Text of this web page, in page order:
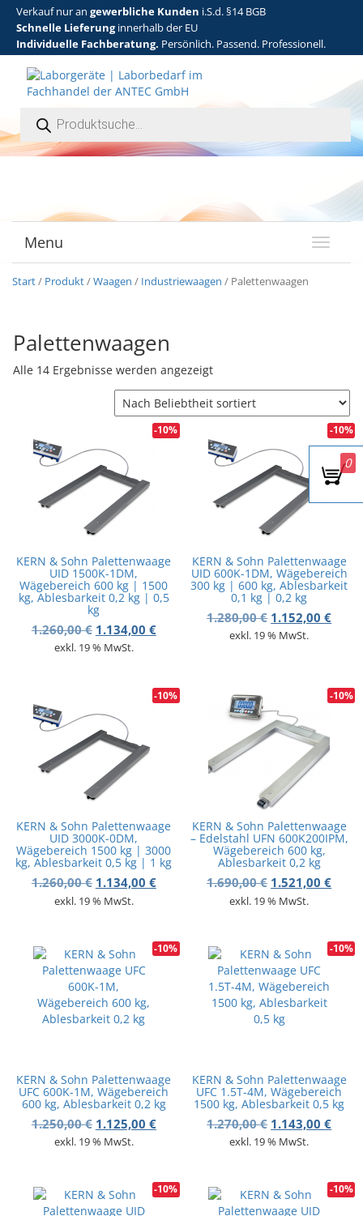
Verkauf nur an gewerbliche Kunden i.S.d. §14 BGB
Schnelle Lieferunginnerhalb der EU
Individuelle Fachberatung. Persönlich. Passend. Professionell.
T
o
i
a
o
n
Menu
Start/ Produkt/Waagen / Industriewaagen / Palettenwaagen
Palettenwaagen
Alle 14 Ergebnisse werden angezeigtNach Beliebtheit sortiert
-10%
KERN & Sohn Palettenwaage
UID 1500K-1DM,
Wägebereich 600 kg | 1500
kg, Ablesbarkeit 0,2 kg | 0,5
kg
1.260,00€ Ursprünglicher Preis war: 1.260,00 €
1.134,00 €Aktueller Preis ist: 1.134,00 €.
exkl. 19 % MwSt.
-10%
KERN & Sohn Palettenwaage
UID 600K-1DM, Wägebereich
300 kg | 600 kg, Ablesbarkeit
0,1 kg | 0,2 kg
1.280,00€ 1.152,00€
exkl. 19 % MwSt.
-10%
KERN & Sohn Palettenwaage
UID 3000K-0DM,
Wägebereich 1500 kg | 3000
kg, Ablesbarkeit 0,5 kg | 1 kg
1.260,00€ Ursprünglicher Preis war: 1.260,00 €
1.134,00 €Aktueller Preis ist: 1.134,00 €.
exkl. 19 % MwSt.
-10%
KERN & Sohn Palettenwaage
– Edelstahl UFN 600K200IPM,
Wägebereich 600 kg,
Ablesbarkeit 0,2 kg
1.690,00€ 1.521,00€
exkl. 19 % MwSt.
-10%
KERN & Sohn Palettenwaage
UFC 600K-1M, Wägebereich
600 kg, Ablesbarkeit 0,2 kg
1.250,00€ Ursprünglicher Preis war: 1.250,00 €
1.125,00 €Aktueller Preis ist: 1.125,00 €.
exkl. 19 % MwSt.
-10%
KERN & Sohn Palettenwaage
UFC 1.5T-4M, Wägebereich
1500 kg, Ablesbarkeit 0,5 kg
1.270,00€ 1.143,00€
exkl. 19 % MwSt.
-10% -10%
0